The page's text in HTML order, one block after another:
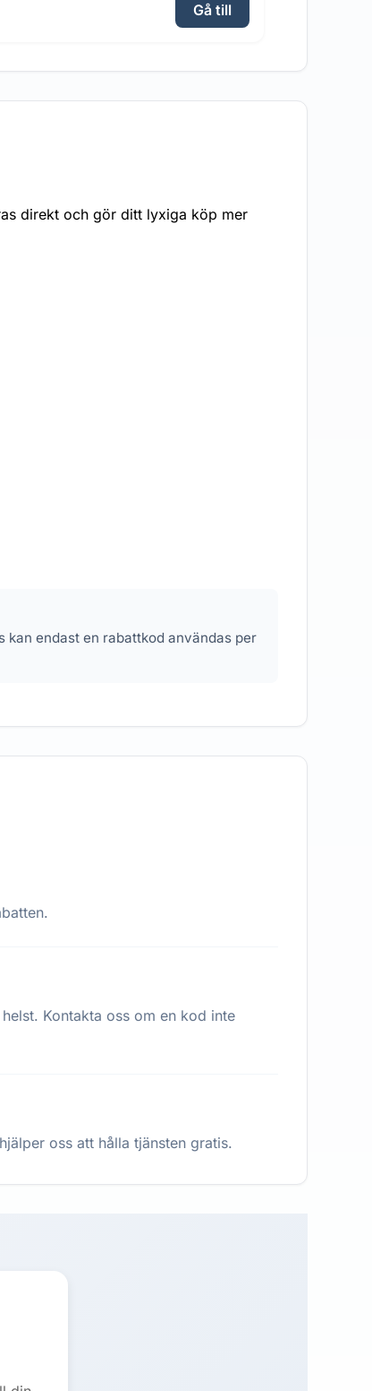
Gå till
direkt och gör ditt lyxiga köp mer
endast en rabattkod användas per
Kontakta oss om en kod inte
oss att hålla tjänsten gratis.